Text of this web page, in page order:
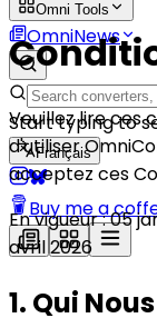
Omni Tools
OmniNews
Start typing to
Français
Buy me a
Veuillez lire ces
d'utiliser
acceptez ces
En vigueur : 05
avril 2026
1. Qui